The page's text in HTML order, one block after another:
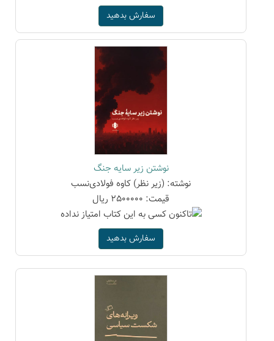
سفارش بدهید
نوشتن زیر سایه جنگ
نوشته: (زیر نظر) کاوه فولادی‌نسب
قیمت: 2500000 ریال
سفارش بدهید